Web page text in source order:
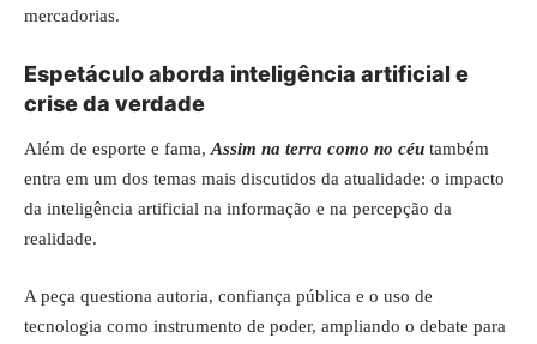
mercadorias.
Espetáculo aborda inteligência artificial e
crise da verdade
Além de esporte e fama, Assim na terra como no céu também
entra em um dos temas mais discutidos da atualidade: o impacto
da inteligência artificial na informação e na percepção da
realidade.
A peça questiona autoria, confiança pública e o uso de
tecnologia como instrumento de poder, ampliando o debate para